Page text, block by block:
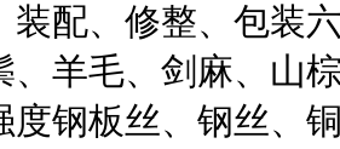
装配、修整、包装
、羊毛、剑麻、山
度钢板丝、钢丝、